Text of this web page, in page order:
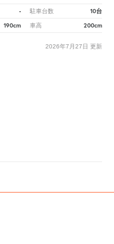
- 駐車台数 10台
190cm 車高 200cm
2026年7月27日 更新